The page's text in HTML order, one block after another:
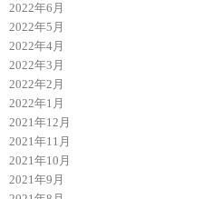
2022年6月
2022年5月
2022年4月
2022年3月
2022年2月
2022年1月
2021年12月
2021年11月
2021年10月
2021年9月